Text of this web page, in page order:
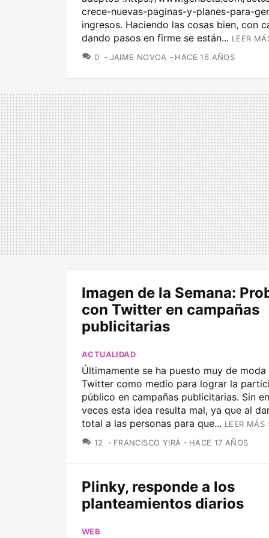
crece-nuevas-paginas-y-planes-para-
ingresos. Haciendo las cosas bien, con
dando pasos en firme se están... LEER
0 COMENTARIOS
JAIME NOVOA HACE 16 AÑOS
Imagen de la Semana:
con Twitter en campañas
publicitarias
ACTUALIDAD
Últimamente se ha puesto muy de
Twitter como medio para lograr la
público en campañas publicitarias. Sin
veces esta idea resulta mal, ya que al
total a las personas para que... LEER MÁS
12
COMENTARIOS
FRANCISCO YIRÁ HACE 17 AÑOS
Plinky, responde a los
planteamientos diarios
WEB